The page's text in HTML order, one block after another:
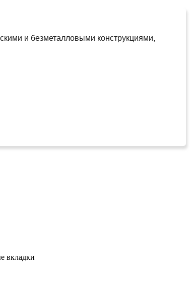
и безметалловыми конструкциями,
вкладки